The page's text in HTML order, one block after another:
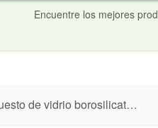
Encuentre los mejores
de vidrio borosilicato para botella Bbo4 Irisana